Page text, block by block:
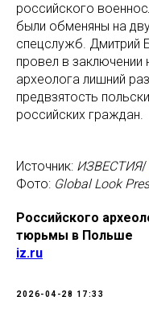
российского
были обменяны на
спецслужб. Дмитрий
провел в заключении
археолога лишний
предвзятость
российских граждан.
Источник: ИЗВЕСТИЯ/
Фото: Global Look
Российского
тюрьмы в Польше
iz.ru
2026-04-28 17:33